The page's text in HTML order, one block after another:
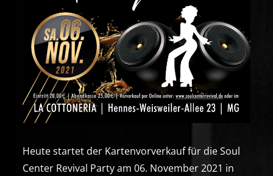
Heute startet der Kartenvorverkauf für die Soul
Center Revival Party am 06. November 2021 in